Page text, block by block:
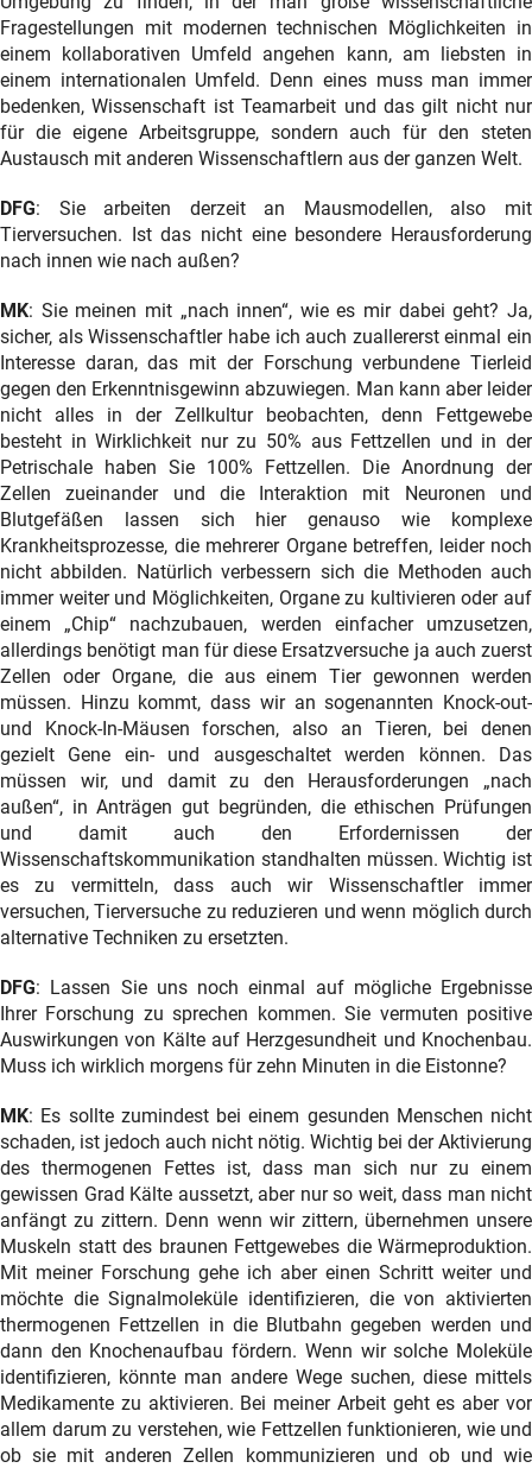
Fragestellungen mit modernen technischen Möglichkeiten in
einem kollaborativen Umfeld angehen kann, am liebsten in
einem internationalen Umfeld. Denn eines muss man immer
bedenken, Wissenschaft ist Teamarbeit und das gilt nicht nur
für die eigene Arbeitsgruppe, sondern auch für den steten
Austausch mit anderen Wissenschaftlern aus der ganzen Welt.
DFG: Sie arbeiten derzeit an Mausmodellen, also mit
Tierversuchen. Ist das nicht eine besondere Herausforderung
nach innen wie nach außen?
MK: Sie meinen mit „nach innen“, wie es mir dabei geht? Ja,
sicher, als Wissenschaftler habe ich auch zuallererst einmal ein
Interesse daran, das mit der Forschung verbundene Tierleid
gegen den Erkenntnisgewinn abzuwiegen. Man kann aber leider
nicht alles in der Zellkultur beobachten, denn Fettgewebe
besteht in Wirklichkeit nur zu 50% aus Fettzellen und in der
Petrischale haben Sie 100% Fettzellen. Die Anordnung der
Zellen zueinander und die Interaktion mit Neuronen und
Blutgefäßen lassen sich hier genauso wie komplexe
Krankheitsprozesse, die mehrerer Organe betreffen, leider noch
nicht abbilden. Natürlich verbessern sich die Methoden auch
immer weiter und Möglichkeiten, Organe zu kultivieren oder auf
einem „Chip“ nachzubauen, werden einfacher umzusetzen,
allerdings benötigt man für diese Ersatzversuche ja auch zuerst
Zellen oder Organe, die aus einem Tier gewonnen werden
müssen. Hinzu kommt, dass wir an sogenannten Knock-out-
und Knock-In-Mäusen forschen, also an Tieren, bei denen
gezielt Gene ein- und ausgeschaltet werden können. Das
müssen wir, und damit zu den Herausforderungen „nach
außen“, in Anträgen gut begründen, die ethischen Prüfungen
und damit auch den Erfordernissen der
Wissenschaftskommunikation standhalten müssen. Wichtig ist
es zu vermitteln, dass auch wir Wissenschaftler immer
versuchen, Tierversuche zu reduzieren und wenn möglich durch
alternative Techniken zu ersetzten.
DFG: Lassen Sie uns noch einmal auf mögliche Ergebnisse
Ihrer Forschung zu sprechen kommen. Sie vermuten positive
Auswirkungen von Kälte auf Herzgesundheit und Knochenbau.
Muss ich wirklich morgens für zehn Minuten in die Eistonne?
MK: Es sollte zumindest bei einem gesunden Menschen nicht
schaden, ist jedoch auch nicht nötig. Wichtig bei der Aktivierung
des thermogenen Fettes ist, dass man sich nur zu einem
gewissen Grad Kälte aussetzt, aber nur so weit, dass man nicht
anfängt zu zittern. Denn wenn wir zittern, übernehmen unsere
Muskeln statt des braunen Fettgewebes die Wärmeproduktion.
Mit meiner Forschung gehe ich aber einen Schritt weiter und
möchte die Signalmoleküle identifizieren, die von aktivierten
thermogenen Fettzellen in die Blutbahn gegeben werden und
dann den Knochenaufbau fördern. Wenn wir solche Moleküle
identifizieren, könnte man andere Wege suchen, diese mittels
Medikamente zu aktivieren. Bei meiner Arbeit geht es aber vor
allem darum zu verstehen, wie Fettzellen funktionieren, wie und
ob sie mit anderen Zellen kommunizieren und ob und wie